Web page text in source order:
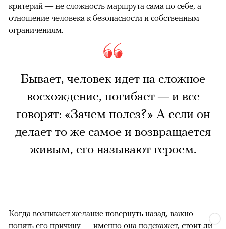
критерий — не сложность маршрута сама по себе, а
отношение человека к безопасности и собственным
ограничениям.
Бывает, человек идет на сложное
восхождение, погибает — и все
говорят: «Зачем полез?» А если он
делает то же самое и возвращается
живым, его называют героем.
Когда возникает желание повернуть назад, важно
понять его причину — именно она подскажет, стоит ли